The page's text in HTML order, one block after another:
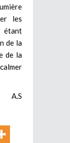
les
étant
de la
de la
A.S